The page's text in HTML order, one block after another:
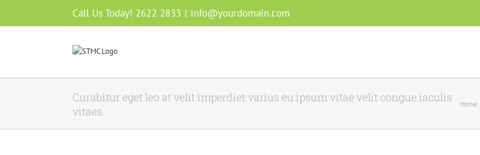
Call Us Today! 2622 2833 | info@yourdomain.com
Curabitur eget leo at velit imperdiet varius eu ipsum vitae velit congue iaculis
vitaes.
Home